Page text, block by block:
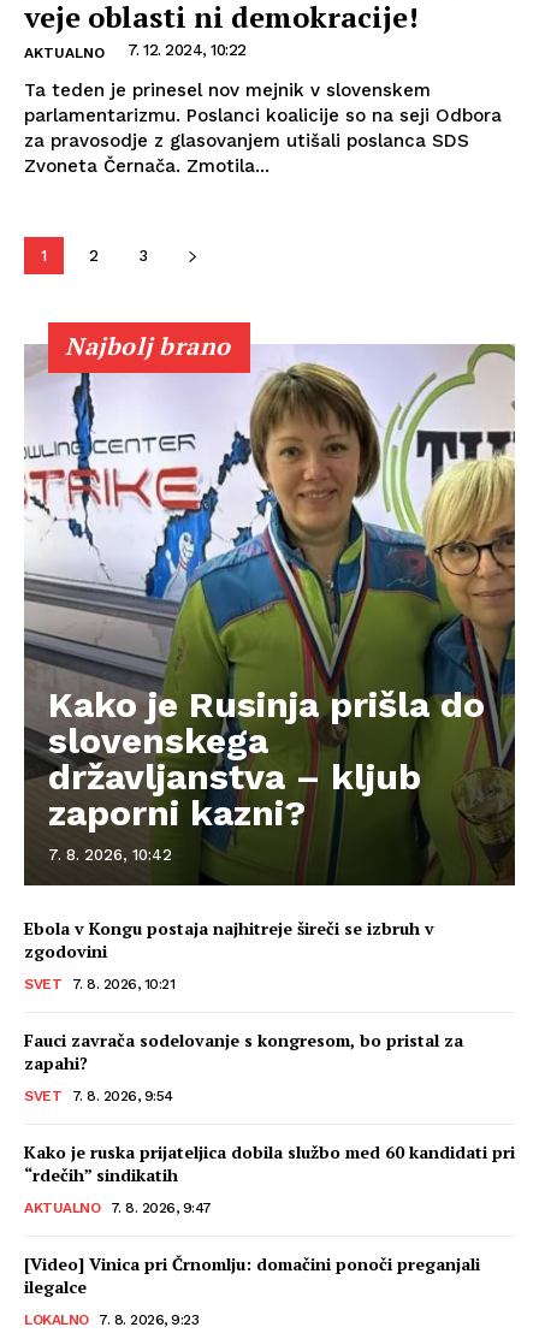
veje oblasti ni demokracije!
AKTUALNO 7. 12. 2024, 10:22
Ta teden je prinesel nov mejnik v slovenskem
parlamentarizmu. Poslanci koalicije so na seji Odbora
za pravosodje z glasovanjem utišali poslanca SDS
Zvoneta Černača. Zmotila...
1 2 3
Najbolj brano
Kako je Rusinja prišla do
slovenskega
državljanstva – kljub
zaporni kazni?
7. 8. 2026, 10:42
Ebola v Kongu postaja najhitreje šireči se izbruh v
zgodovini
SVET 7. 8. 2026, 10:21
Fauci zavrača sodelovanje s kongresom, bo pristal za
zapahi?
SVET 7. 8. 2026, 9:54
Kako je ruska prijateljica dobila službo med 60 kandidati pri
“rdečih” sindikatih
AKTUALNO 7. 8. 2026, 9:47
[Video] Vinica pri Črnomlju: domačini ponoči preganjali
ilegalce
LOKALNO 7. 8. 2026, 9:23